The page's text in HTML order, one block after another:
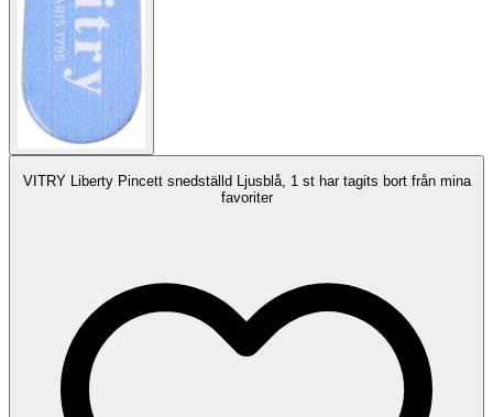
VITRY Liberty Pincett snedställd Ljusblå, 1 st har tagits bort från mina
favoriter